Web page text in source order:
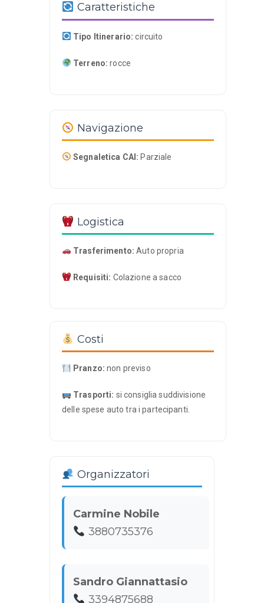
Caratteristiche
Tipo Itinerario: circuito
Terreno: rocce
Navigazione
Segnaletica CAI: Parziale
Logistica
Trasferimento: Auto propria
Requisiti: Colazione a sacco
Costi
Pranzo: non previso
Trasporti: si consiglia suddivisione
delle spese auto tra i partecipanti.
Organizzatori
Carmine Nobile
3880735376
Sandro Giannattasio
3394875688